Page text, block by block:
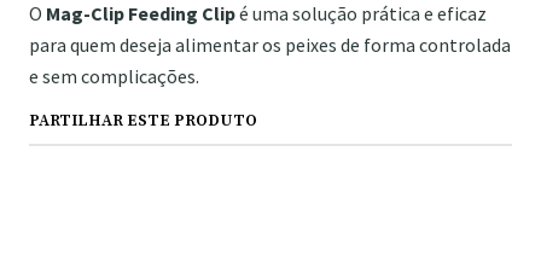
O Mag-Clip Feeding Clipé uma solução prática e eficaz
para quem deseja alimentar os peixes de forma controlada
e sem complicações.
PARTILHAR ESTE PRODUTO